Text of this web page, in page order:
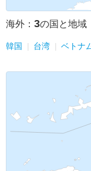
海外： 3の国と地域
韓国 台湾 ベトナ